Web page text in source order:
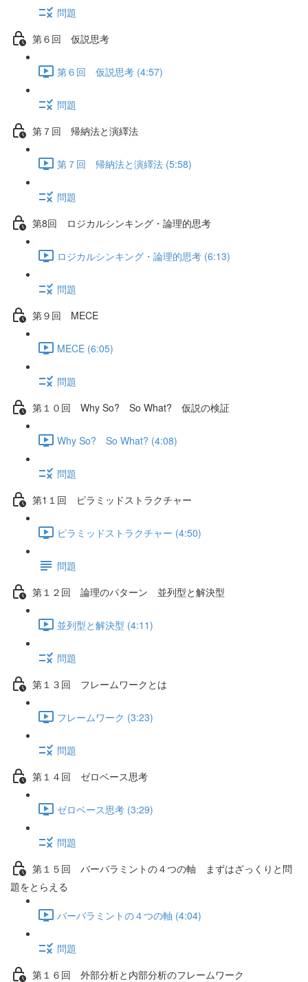
問題
第６回 仮説思考
第６回 仮説思考 (4:57)
問題
第７回 帰納法と演繹法
第７回 帰納法と演繹法 (5:58)
問題
第8回 ロジカルシンキング・論理的思考
ロジカルシンキング・論理的思考 (6:13)
問題
第９回 MECE
MECE (6:05)
問題
第１０回 Why So? So What? 仮説の検証
Why So? So What? (4:08)
問題
第1１回 ピラミッドストラクチャー
ピラミッドストラクチャー (4:50)
問題
第１２回 論理のパターン 並列型と解決型
並列型と解決型 (4:11)
問題
第１３回 フレームワークとは
フレームワーク (3:23)
問題
第１４回 ゼロベース思考
ゼロベース思考 (3:29)
問題
第１５回 バーバラミントの４つの軸 まずはざっくりと問
題をとらえる
バーバラミントの４つの軸 (4:04)
問題
第１６回 外部分析と内部分析のフレームワーク